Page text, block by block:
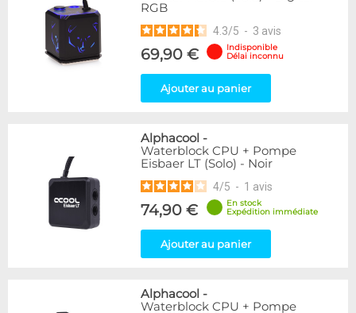
RGB
4.3/5 - 3 avis
69,90 €
Indisponible
Délai inconnu
Ajouter au panier
Alphacool -
Waterblock CPU + Pompe
Eisbaer LT (Solo) - Noir
4/5 - 1 avis
74,90 €
En stock
Expédition immédiate
Ajouter au panier
Alphacool -
Waterblock CPU + Pompe